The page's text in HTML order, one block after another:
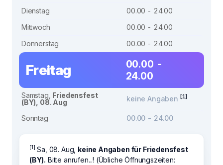
Dienstag
00.00 - 24.00
Mittwoch
00.00 - 24.00
Donnerstag
00.00 - 24.00
Freitag
00.00 -
24.00
Samstag, Friedensfest
(BY), 08. Aug
keine Angaben [1]
Sonntag 00.00 - 24.00
[1] Sa, 08. Aug, keine Angaben für Friedensfest
(BY). Bitte anrufen...! (Übliche Öffnungszeiten: